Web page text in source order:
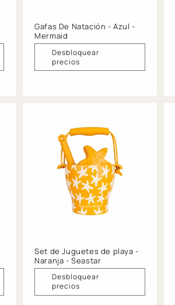
Gafas De Natación - Azul -
Mermaid
Desbloquear
precios
Set de Juguetes de playa -
Naranja - Seastar
Desbloquear
precios